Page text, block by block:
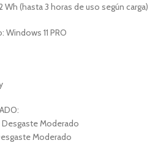
Wh (hasta 3 horas de uso según carga)
11 PRO
Moderado
Moderado